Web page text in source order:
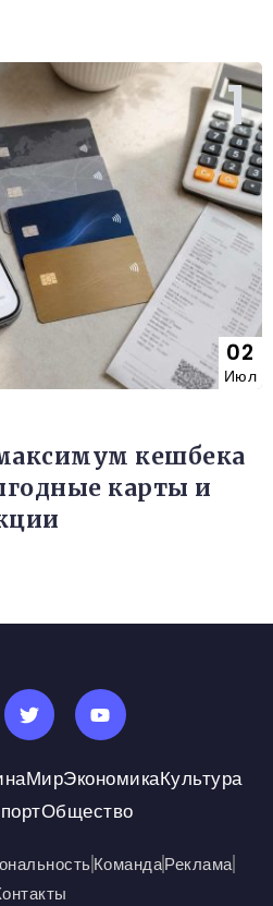
02
Июл
кешбека
карты и
МирЭкономикаКультура
Общество
КомандаРеклама